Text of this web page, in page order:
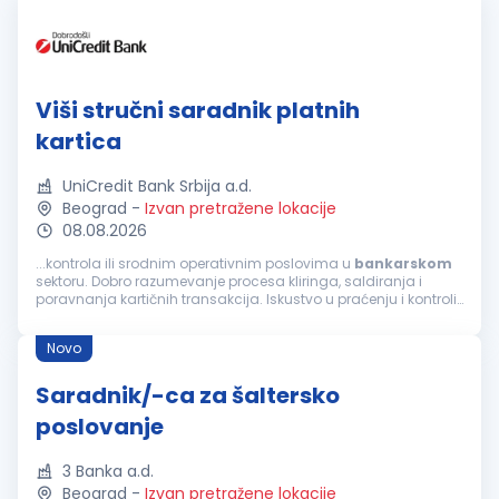
Viši stručni saradnik platnih
kartica
UniCredit Bank Srbija a.d.
Beograd - Izvan pretražene lokacije
08.08.2026
...kontrola ili srodnim operativnim poslovima u bankarskom
sektoru. Dobro razumevanje procesa kliringa, saldiranja i
poravnanja kartičnih transakcija. Iskustvo u praćenju i kontroli
Sposobnost...
Novo
Saradnik/-ca za šaltersko
poslovanje
3 Banka a.d.
Beograd - Izvan pretražene lokacije